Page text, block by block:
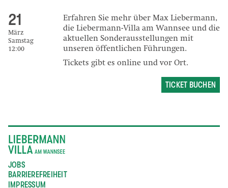
Erfahren Sie mehr über Max Liebermann,
die Liebermann-Villa am Wannsee und die
aktuellen Sonderausstellungen mit
unseren öffentlichen Führungen.
Tickets gibt es online und vor Ort.
21
März
Samstag
12:00
TICKET BUCHEN
JOBS
BARRIEREFREIHEIT
IMPRESSUM